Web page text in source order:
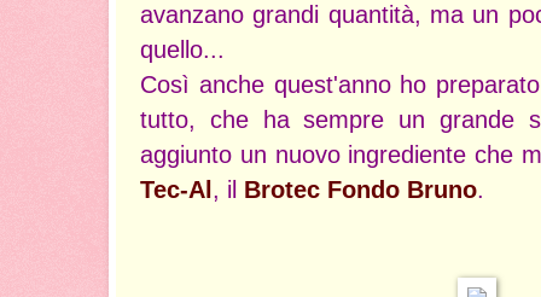
avanzano grandi quantità, ma un
quello...
Così anche quest'anno ho
tutto, che ha sempre un grande
aggiunto un nuovo ingrediente che
Tec-Al , il Brotec Fondo Bruno.